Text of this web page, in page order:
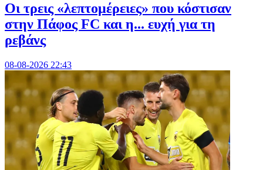
Οι τρεις «λεπτομέρειες» που κόστισαν
στην Πάφος FC και η... ευχή για τη
ρεβάνς
08-08-2026 22:43